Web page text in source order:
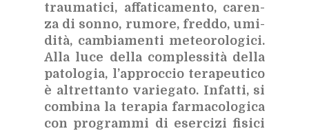
trau­ma­ti­ci, af­fa­ti­ca­men­to, ca­ren­
za di son­no, ru­mo­re, fred­do, umi­
di­tà, cam­bia­men­ti me­teo­ro­lo­gi­ci.
Alla luce del­la com­ples­si­tà del­la
pa­to­lo­gia, l’ap­proc­cio te­ra­peu­ti­co
è al­tret­tan­to va­rie­ga­to. In­fat­ti, si
com­bi­na la te­ra­pia far­ma­co­lo­gi­ca
con pro­gram­mi di eser­ci­zi fi­si­ci